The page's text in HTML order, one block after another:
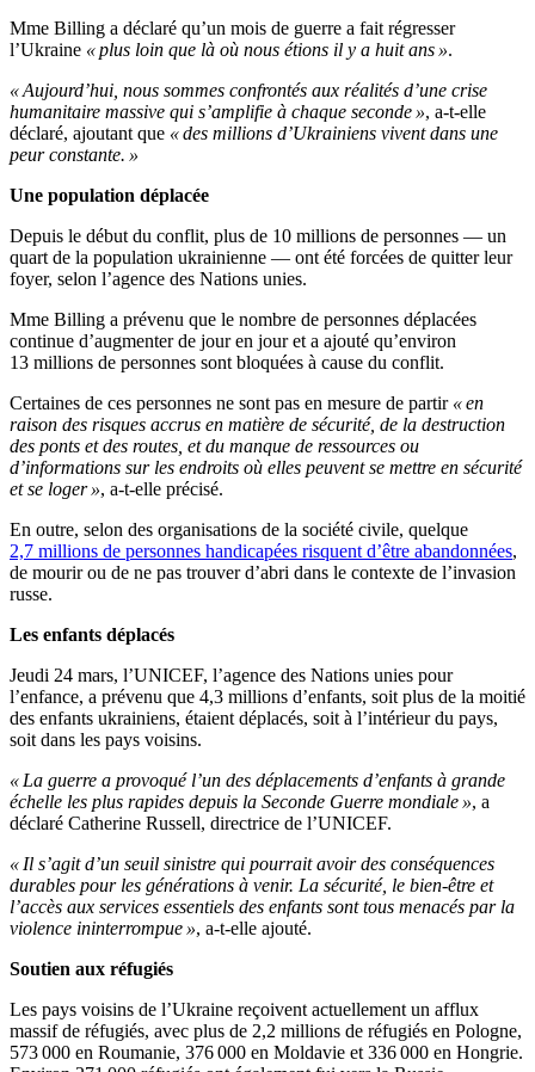
Mme Billing a déclaré qu’un mois de guerre a fait régresser
l’Ukraine « plus loin que là où nous étions il y a huit ans ».
« Aujourd’hui, nous sommes confrontés aux réalités d’une crise
humanitaire massive qui s’amplifie à chaque seconde », a-t-elle
déclaré, ajoutant que « des millions d’Ukrainiens vivent dans une
peur constante. »
Une population déplacée
Depuis le début du conflit, plus de 10 millions de personnes — un
quart de la population ukrainienne — ont été forcées de quitter leur
foyer, selon l’agence des Nations unies.
Mme Billing a prévenu que le nombre de personnes déplacées
continue d’augmenter de jour en jour et a ajouté qu’environ
13 millions de personnes sont bloquées à cause du conflit.
Certaines de ces personnes ne sont pas en mesure de partir « en
raison des risques accrus en matière de sécurité, de la destruction
des ponts et des routes, et du manque de ressources ou
d’informations sur les endroits où elles peuvent se mettre en sécurité
et se loger », a-t-elle précisé.
En outre, selon des organisations de la société civile, quelque
2,7 millions de personnes handicapées risquent d’être abandonnées,
de mourir ou de ne pas trouver d’abri dans le contexte de l’invasion
russe.
Les enfants déplacés
Jeudi 24 mars, l’UNICEF, l’agence des Nations unies pour
l’enfance, a prévenu que 4,3 millions d’enfants, soit plus de la moitié
des enfants ukrainiens, étaient déplacés, soit à l’intérieur du pays,
soit dans les pays voisins.
« La guerre a provoqué l’un des déplacements d’enfants à grande
échelle les plus rapides depuis la Seconde Guerre mondiale », a
déclaré Catherine Russell, directrice de l’UNICEF.
« Il s’agit d’un seuil sinistre qui pourrait avoir des conséquences
durables pour les générations à venir. La sécurité, le bien-être et
l’accès aux services essentiels des enfants sont tous menacés par la
violence ininterrompue », a-t-elle ajouté.
Soutien aux réfugiés
Les pays voisins de l’Ukraine reçoivent actuellement un afflux
massif de réfugiés, avec plus de 2,2 millions de réfugiés en Pologne,
573 000 en Roumanie, 376 000 en Moldavie et 336 000 en Hongrie.